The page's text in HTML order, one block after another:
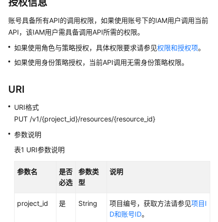
数
据
治
理
方
快
速
门
户
授权信息
账号具备所有API的调用权限，如果使用账号下的IAM用户调用当前
API，该IAM用户需具备调用API所需的权限。
如果使用角色与策略授权，具体权限要求请参见权限和授权项。
如果使用身份策略授权，当前API调用无需身份策略权限。
URI
URI格式
PUT /v1/{project_id}/resources/{resource_id}
参数说明
表1 URI参数说明
参数名
是否
必选
参数类
型
说明
project_id 是 String 项目编号，获取方法请参见项目I
D和账号ID。